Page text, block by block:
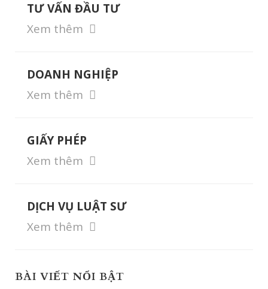
TƯ VẤN ĐẦU TƯ
Xem thêm
DOANH NGHIỆP
Xem thêm
GIẤY PHÉP
Xem thêm
DỊCH VỤ LUẬT SƯ
Xem thêm
BÀI VIẾT NỔI BẬT